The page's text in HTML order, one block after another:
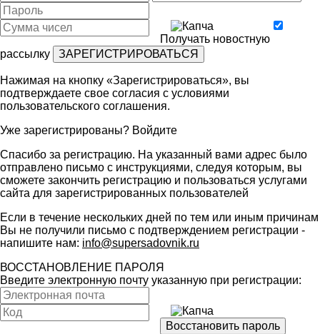
Получать новостную
рассылку
Нажимая на кнопку «Зарегистрироваться», вы
подтверждаете свое согласия с условиями
пользовательского соглашения.
Уже зарегистрированы? Войдите
Спасибо за регистрацию. На указанный вами адрес было
отправлено письмо с инструкциями, следуя которым, вы
сможете закончить регистрацию и пользоваться услугами
сайта для зарегистрированных пользователей
Если в течение нескольких дней по тем или иным причинам
Вы не получили письмо с подтверждением регистрации -
напишите нам: info@supersadovnik.ru
ВОССТАНОВЛЕНИЕ ПАРОЛЯ
Введите электронную почту указанную при регистрации: